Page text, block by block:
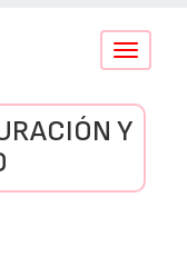
Conmutar
Y